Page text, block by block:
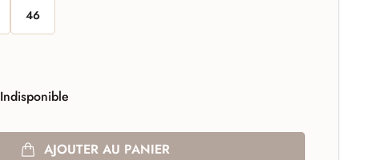
46
Indisponible
AJOUTER AU PANIER